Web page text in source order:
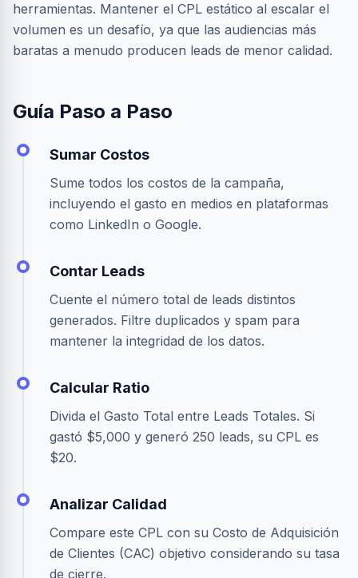
herramientas. Mantener el CPL estático al escalar el
volumen es un desafío, ya que las audiencias más
baratas a menudo producen leads de menor calidad.
Guía Paso a Paso
Sumar Costos
Sume todos los costos de la campaña,
incluyendo el gasto en medios en plataformas
como LinkedIn o Google.
Contar Leads
Cuente el número total de leads distintos
generados. Filtre duplicados y spam para
mantener la integridad de los datos.
Calcular Ratio
Divida el Gasto Total entre Leads Totales. Si
gastó $5,000 y generó 250 leads, su CPL es
$20.
Analizar Calidad
Compare este CPL con su Costo de Adquisición
de Clientes (CAC) objetivo considerando su tasa
de cierre.